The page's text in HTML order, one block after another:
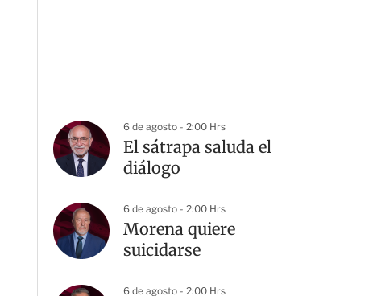
6 de agosto - 2:00 Hrs
El sátrapa saluda el
diálogo
6 de agosto - 2:00 Hrs
Morena quiere
suicidarse
6 de agosto - 2:00 Hrs